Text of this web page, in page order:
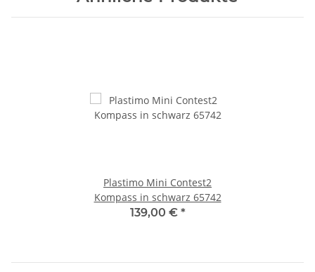
Plastimo Mini Contest2
Kompass in schwarz 65742
139,00 € *